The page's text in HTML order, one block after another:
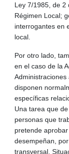
Ley 7/1985, de 2
Régimen Local;
interrogantes en
local.
Por otro lado,
en el caso de la
disponen
específicas
Una tarea que
personas que
pretende
desempeñan,
transversal.